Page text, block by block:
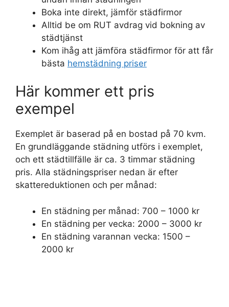
Boka inte direkt, jämför städfirmor
Alltid be om RUT avdrag vid bokning av
städtjänst
Kom ihåg att jämföra städfirmor för att får
bästa hemstädning priser
Här kommer ett pris
exempel
Exemplet är baserad på en bostad på 70 kvm.
En grundläggande städning utförs i exemplet,
och ett städtillfälle är ca. 3 timmar städning
pris. Alla städningspriser nedan är efter
skattereduktionen och per månad:
En städning per månad: 700 – 1000 kr
En städning per vecka: 2000 – 3000 kr
En städning varannan vecka: 1500 –
2000 kr